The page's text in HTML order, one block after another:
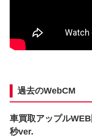
過去のWebCM
車買取アップル
秒ver.